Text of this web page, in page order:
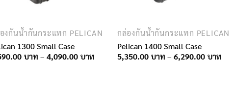
งกันน้ำกันกระแทก PELICAN
1300 Small Case
– 4,090.00
กล่องกันน้ำกันกระแทก PELICAN
Pelican 1400 Small Case
5,350.00
– 6,290.00 Price